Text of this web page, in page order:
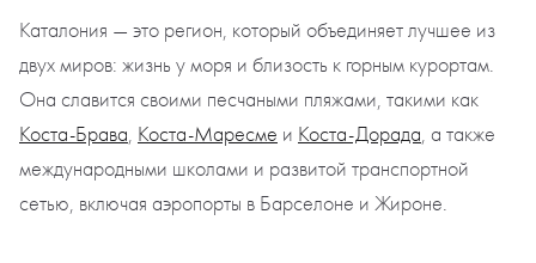
Каталония — это регион, который объединяет лучшее из
двух миров: жизнь у моря и близость к горным курортам.
Она славится своими песчаными пляжами, такими как
Коста-Брава, Коста-Маресме и Коста-Дорада, а также
международными школами и развитой транспортной
сетью, включая аэропорты в Барселоне и Жироне.